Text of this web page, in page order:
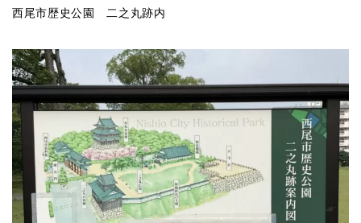
西尾市歴史公園 二之丸跡内